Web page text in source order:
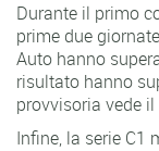
Durante il primo
prime due
Auto hanno
risultato hanno
provvisoria vede
Infine, la serie C1